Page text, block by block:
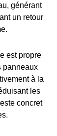
générant
un retour
est propre
panneaux
à la
les
concret